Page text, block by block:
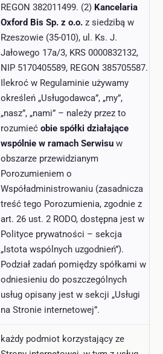
REGON 382011499. (2) Kancelaria
Oxford Bis Sp. z o.o. z siedzibą w
Rzeszowie (35-010), ul. Ks. J.
Jałowego 17a/3, KRS 0000832132,
NIP 5170405589, REGON 385705587.
Ilekroć w Regulaminie używamy
określeń „Usługodawca”, „my”,
„nasz”, „nami” – należy przez to
rozumieć obie spółki działające
wspólnie w ramach Serwisu w
obszarze przewidzianym
Porozumieniem o
Współadministrowaniu (zasadnicza
treść tego Porozumienia, zgodnie z
art. 26 ust. 2 RODO, dostępna jest w
Polityce prywatności – sekcja
„Istota wspólnych uzgodnień”).
Podział zadań pomiędzy spółkami w
odniesieniu do poszczególnych
usług opisany jest w sekcji „Usługi
na Stronie internetowej”.
każdy podmiot korzystający ze